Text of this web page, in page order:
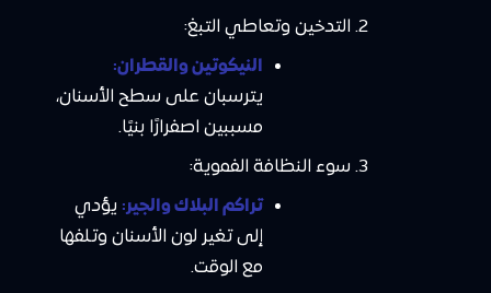
التدخين وتعاطي التبغ:
النيكوتين والقطران:
يترسبان على سطح الأسنان،
مسببين اصفرارًا بنيًا.
سوء النظافة الفموية:
تراكم البلاك والجير: يؤدي
إلى تغير لون الأسنان وتلفها
مع الوقت.